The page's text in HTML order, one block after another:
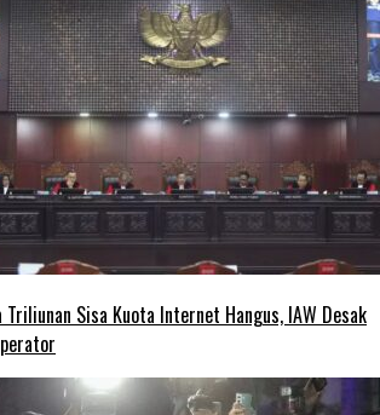
Triliunan Sisa Kuota Internet Hangus, IAW Desak